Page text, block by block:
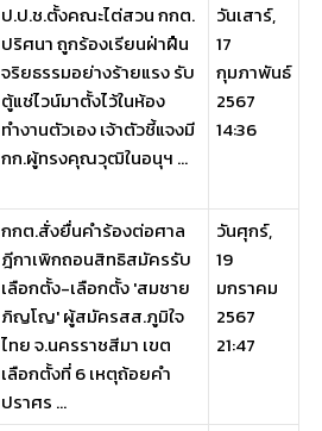
ป.ป.ช.ตั้งคณะไต่สวน กกต.
ปริศนา ถูกร้องเรียนฝ่าฝืน
จริยธรรมอย่างร้ายแรง รับ
ตู้แช่ไวน์มาตั้งไว้ในห้อง
ทำงานตัวเอง เจ้าตัวชี้แจงมี
กก.ผู้ทรงคุณวุฒิในอนุฯ ...
วันเสาร์,
17
กุมภาพันธ์
2567
14:36
กกต.สั่งยื่นคำร้องต่อศาล
ฎีกาเพิกถอนสิทธิสมัครรับ
เลือกตั้ง-เลือกตั้ง 'สมชาย
ภิญโญ' ผู้สมัครสส.ภูมิใจ
ไทย จ.นครราชสีมา เขต
เลือกตั้งที่ 6 เหตุถ้อยคำ
ปราศร ...
วันศุกร์,
19
มกราคม
2567
21:47